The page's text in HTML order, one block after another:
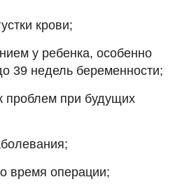
крови;
у ребенка, особенно
39 недель беременности;
проблем при будущих
время операции;